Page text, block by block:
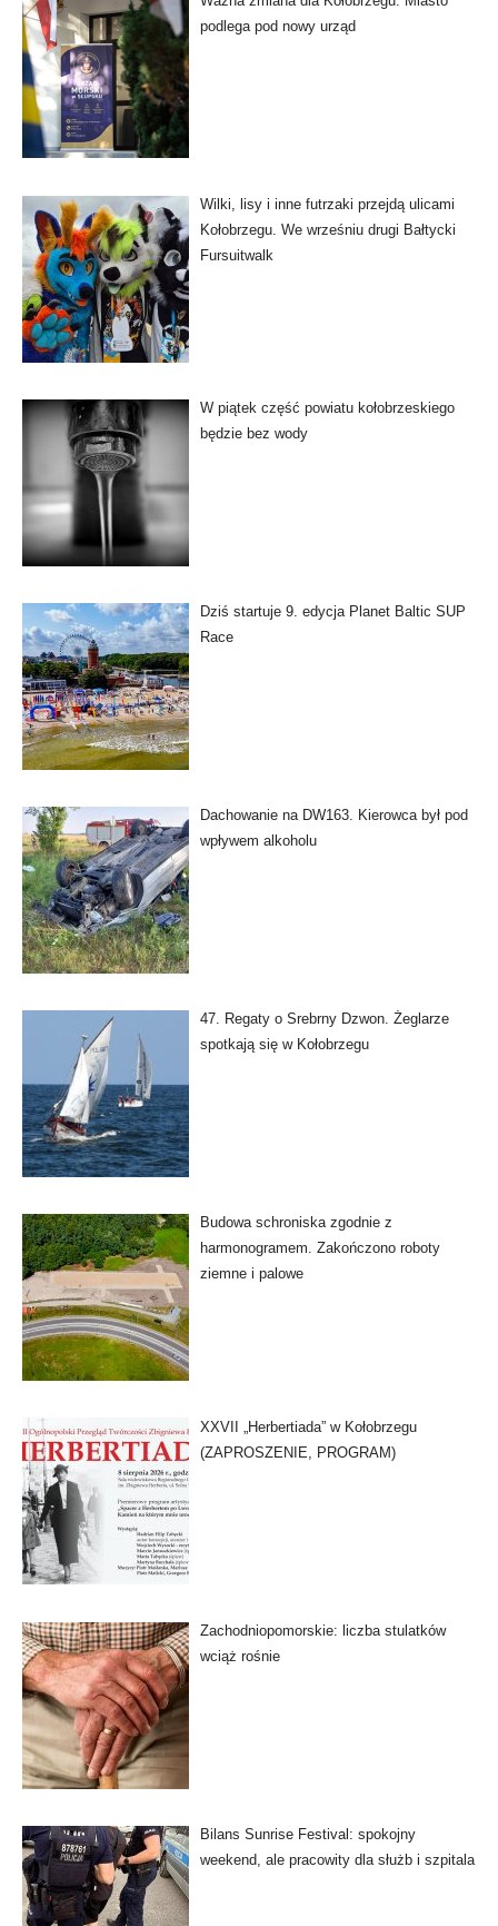
podlega pod nowy urząd
Wilki, lisy i inne futrzaki przejdą ulicami
Kołobrzegu. We wrześniu drugi Bałtycki
Fursuitwalk
W piątek część powiatu kołobrzeskiego
będzie bez wody
Dziś startuje 9. edycja Planet Baltic SUP
Race
Dachowanie na DW163. Kierowca był pod
wpływem alkoholu
47. Regaty o Srebrny Dzwon. Żeglarze
spotkają się w Kołobrzegu
Budowa schroniska zgodnie z
harmonogramem. Zakończono roboty
ziemne i palowe
XXVII „Herbertiada” w Kołobrzegu
(ZAPROSZENIE, PROGRAM)
Zachodniopomorskie: liczba stulatków
wciąż rośnie
Bilans Sunrise Festival: spokojny
weekend, ale pracowity dla służb i szpitala